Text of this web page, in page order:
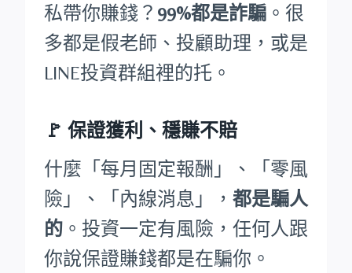
私帶你賺錢？ 99%都是詐騙 。很
多都是假老師、投顧助理，或是
LINE投資群組裡的托。
🚩 保證獲利、穩賺不賠
什麼「每月固定報酬」、「零風
險」、「內線消息」， 都是騙人
的 。投資一定有風險，任何人跟
你說保證賺錢都是在騙你。